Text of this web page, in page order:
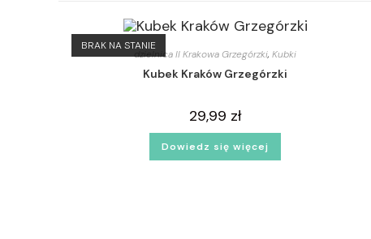
BRAK NA STANIE
dzielnica II Krakowa Grzegórzki,Kubki
Kubek Kraków Grzegórzki
29,99 zł
Dowiedz się więcej